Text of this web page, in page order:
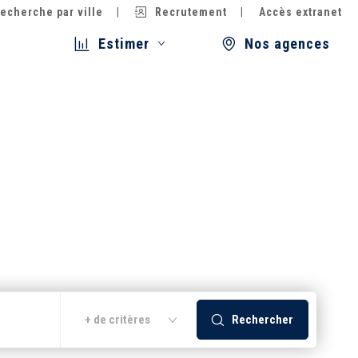
Estimer Nos agences
par ville Recrutement Accès extranet
+ de critères Rechercher